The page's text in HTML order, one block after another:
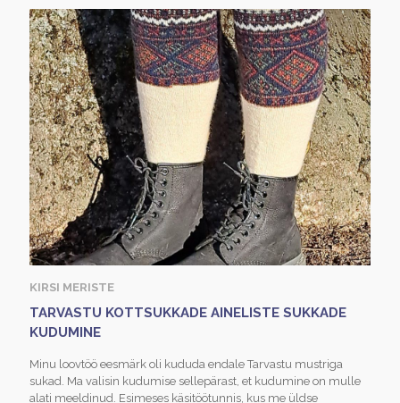
KIRSI MERISTE
TARVASTU KOTTSUKKADE AINELISTE SUKKADE
KUDUMINE
Minu loovtöö eesmärk oli kududa endale Tarvastu mustriga
sukad. Ma valisin kudumise sellepärast, et kudumine on mulle
alati meeldinud. Esimeses käsitöötunnis, kus me üldse